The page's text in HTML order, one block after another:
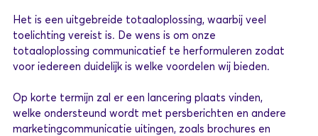
Het is een uitgebreide totaaloplossing, waarbij veel
toelichting vereist is. De wens is om onze
totaaloplossing communicatief te herformuleren zodat
voor iedereen duidelijk is welke voordelen wij bieden.
Op korte termijn zal er een lancering plaats vinden,
welke ondersteund wordt met persberichten en andere
marketingcommunicatie uitingen, zoals brochures en